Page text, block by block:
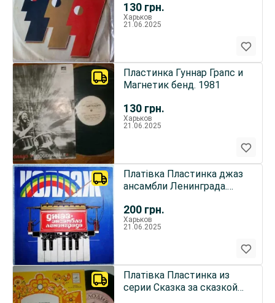
130 грн.
Харьков
21.06.2025
130 грн.
Пластинка Гуннар Грапс и
Магнетик бенд. 1981
Харьков
21.06.2025
200 грн.
Платівка Пластинка джаз
ансамбли Ленинграда.
Харьков
21.06.2025
Платівка Пластинка из
серии Сказка за сказкой